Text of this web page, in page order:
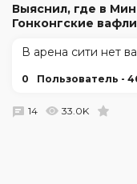
Выяснил, где в
Гонконгские вафли
В арена сити нет
0 Пользователь -
14 33.0K